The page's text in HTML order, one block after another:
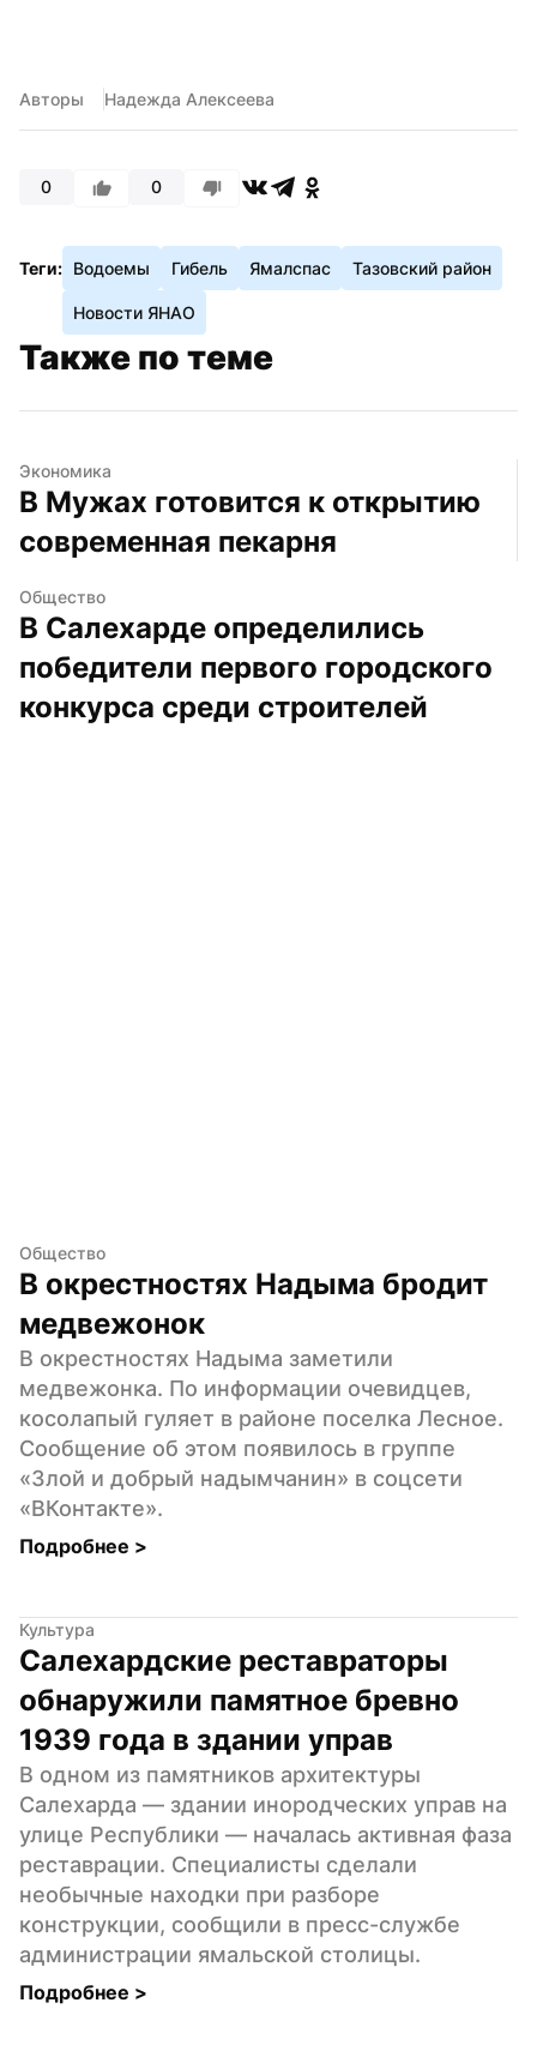
Авторы Надежда Алексеева
0 0
Теги: Водоемы Гибель Ямалспас Тазовский район
Новости ЯНАО
Также по теме
Экономика
В Мужах готовится к открытию
современная пекарня
Общество
В Салехарде определились
победители первого городского
конкурса среди строителей
Общество
В окрестностях Надыма бродит
медвежонок
В окрестностях Надыма заметили
медвежонка. По информации очевидцев,
косолапый гуляет в районе поселка Лесное.
Сообщение об этом появилось в группе
«Злой и добрый надымчанин» в соцсети
«ВКонтакте».
Подробнее >
Культура
Салехардские реставраторы
обнаружили памятное бревно
1939 года в здании управ
В одном из памятников архитектуры
Салехарда — здании инородческих управ на
улице Республики — началась активная фаза
реставрации. Специалисты сделали
необычные находки при разборе
конструкции, сообщили в пресс-службе
администрации ямальской столицы.
Подробнее >